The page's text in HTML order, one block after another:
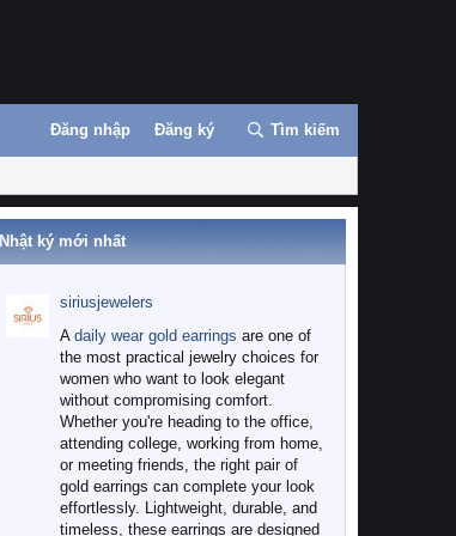
Đăng nhập Đăng ký Tìm kiếm
Nhật ký mới nhất
siriusjewelers
A daily wear gold earrings are one of
the most practical jewelry choices for
women who want to look elegant
without compromising comfort.
Whether you're heading to the office,
attending college, working from home,
or meeting friends, the right pair of
gold earrings can complete your look
effortlessly. Lightweight, durable, and
timeless, these earrings are designed